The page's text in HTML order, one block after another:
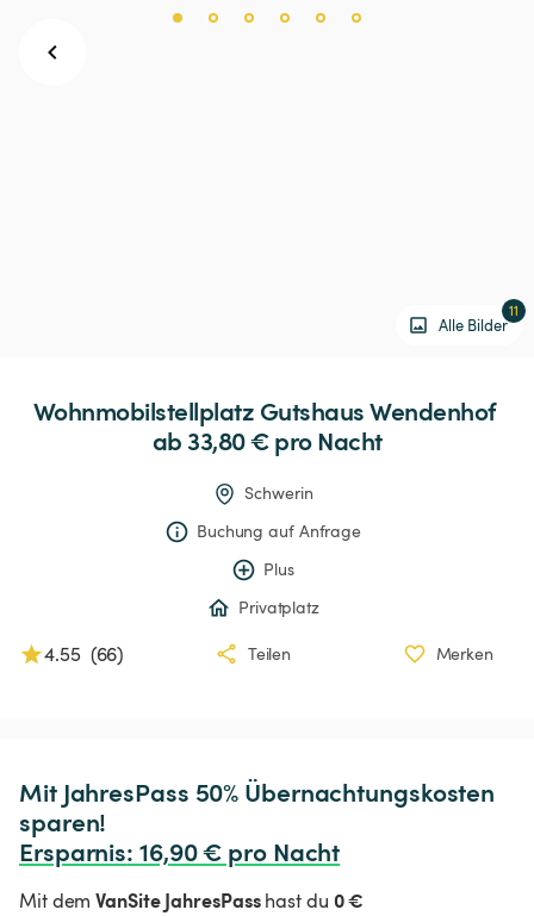
Alle Bilder
11
Wohnmobilstellplatz GutshausWendenhof
ab 33,80 € pro Nacht
Schwerin
Buchung auf Anfrage
Plus
Privatplatz
4.55 (66) Teilen Merken
Mit JahresPass 50% Übernachtungskosten
Ersparnis: 16,90 € pro Nacht
Mit demVanSite JahresPasshast du 0 €